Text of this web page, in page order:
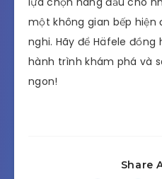
một không gian bếp hiện
nghi. Hãy để Häfele
hành trình khám phá và
ngon!
Share